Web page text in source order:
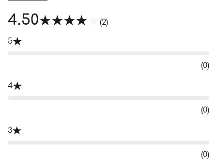
4.50 (2)
5
(0)
4
(0)
3
(0)